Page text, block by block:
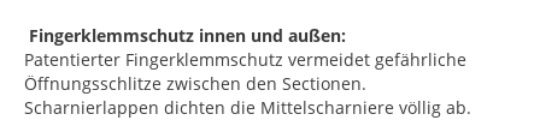
Fingerklemmschutz innen und außen:
Patentierter Fingerklemmschutz vermeidet gefährliche
Öffnungsschlitze zwischen den Sectionen.
Scharnierlappen dichten die Mittelscharniere völlig ab.